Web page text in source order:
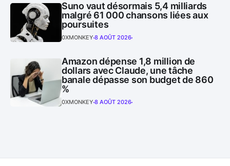
Suno vaut désormais 5,4 milliards
malgré 61 000 chansons liées aux
poursuites
0XMONKEY 8 AOÛT 2026
Amazon dépense 1,8 million de
dollars avec Claude, une tâche
banale dépasse son budget de 860
%
0XMONKEY 8 AOÛT 2026